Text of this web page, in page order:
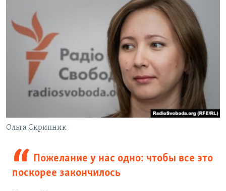
Ольга Скрипник
Пожелание у нас одно: чтобы все это
поскорее закончилось